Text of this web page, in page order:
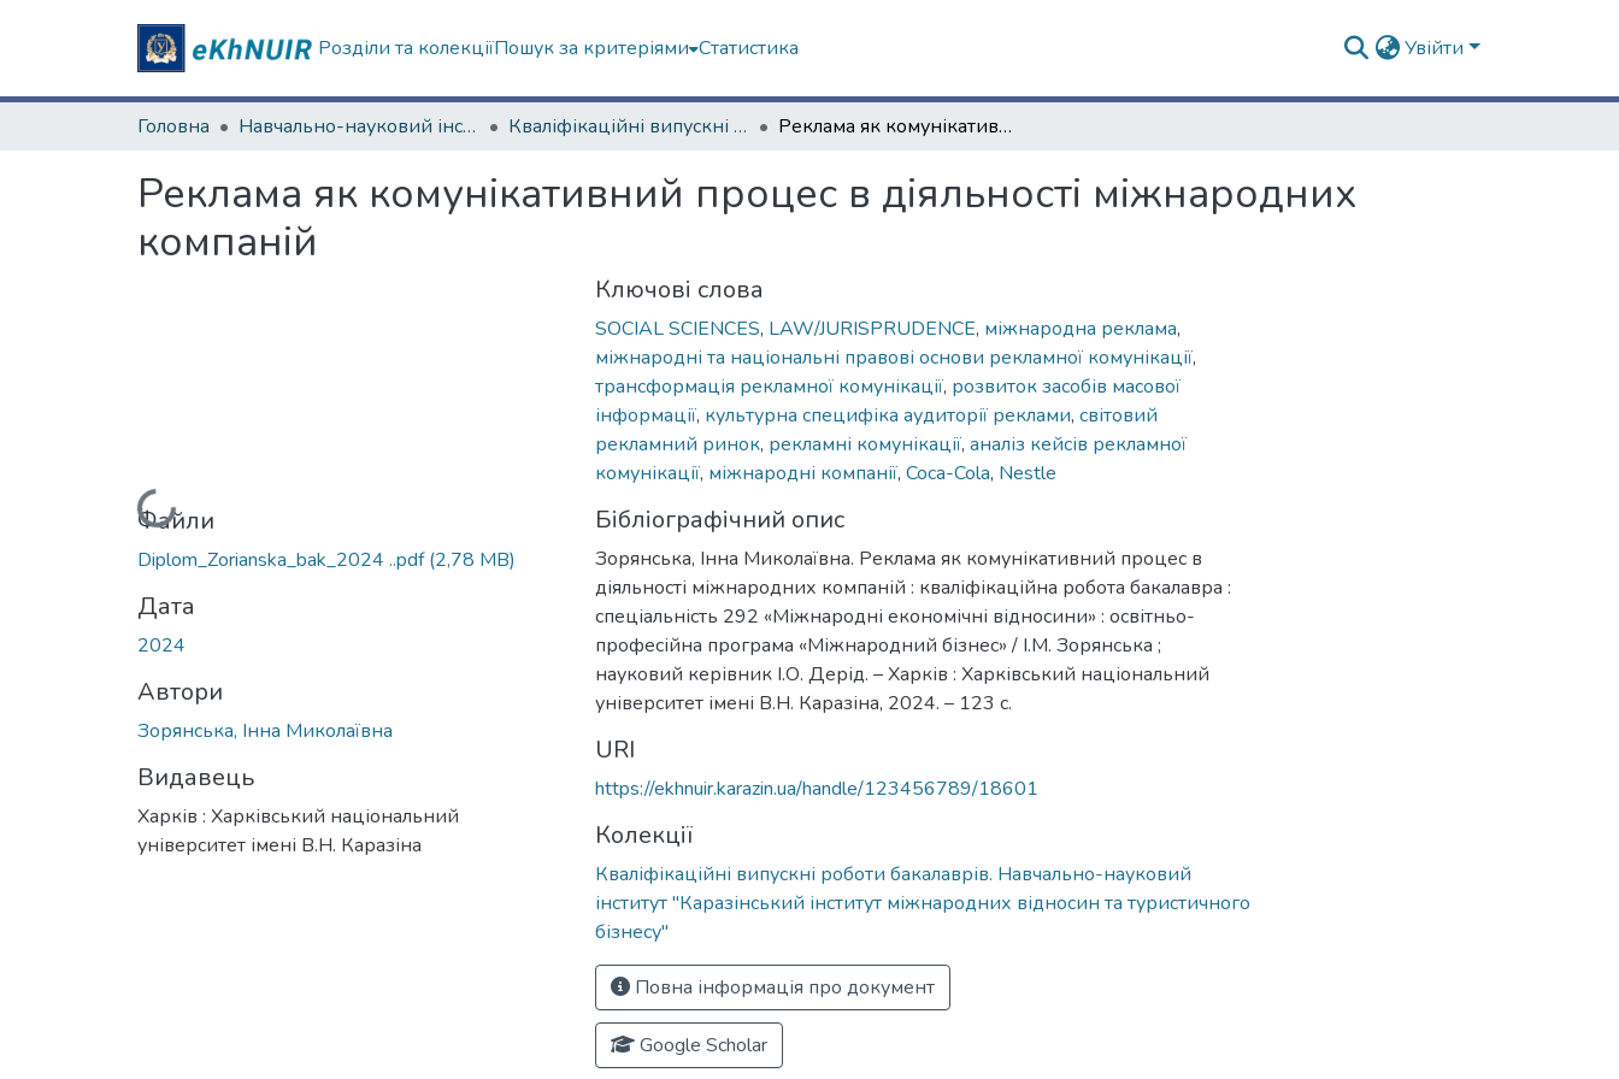
Розділи та колекціїПошук за критеріями Статистика Увійти
Головна Навчально-науковий інститут "Каразінський інститут міжнародних відносин та туристичного бізнесу" Кваліфікаційні випускні роботи бакалаврів. Навчально-науковий інститут "Каразінський інститут міжнародних відносин та туристичного бізнесу" Реклама як комунікативний процес в діяльності міжнародних компаній
Реклама як комунікативний процес в діяльності міжнародних
компаній
Вантажиться...
Файли
Diplom_Zorianska_bak_2024 ..pdf(2,78 MB)
Дата
2024
Автори
Зорянська, Інна Миколаївна
Видавець
Харків : Харківський національний
університет імені В.Н. Каразіна
Ключові слова
SOCIAL SCIENCES, LAW/JURISPRUDENCE, міжнародна реклама,
міжнародні та національні правові основи рекламної комунікації,
трансформація рекламної комунікації, розвиток засобів масової
інформації, культурна специфіка аудиторії реклами, світовий
рекламний ринок, рекламні комунікації, аналіз кейсів рекламної
комунікації, міжнародні компанії, Coca-Cola, Nestle
Бібліографічний опис
Зорянська, Інна Миколаївна. Реклама як комунікативний процес в
діяльності міжнародних компаній : кваліфікаційна робота бакалавра :
спеціальність 292 «Міжнародні економічні відносини» : освітньо-
професійна програма «Міжнародний бізнес» / І.М. Зорянська ;
науковий керівник І.О. Дерід. – Харків : Харківський національний
університет імені В.Н. Каразіна, 2024. – 123 с.
URI
https://ekhnuir.karazin.ua/handle/123456789/18601
Колекції
Кваліфікаційні випускні роботи бакалаврів. Навчально-науковий
інститут "Каразінський інститут міжнародних відносин та туристичного
бізнесу"
Повна інформація про документ
Google Scholar